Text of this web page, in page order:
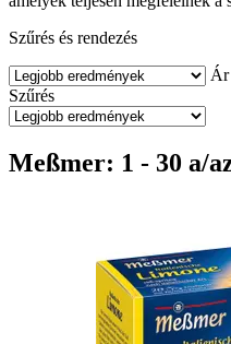
Szűrés és rendezés
Ár
Szűrés
Meßmer: 1 - 30 a/